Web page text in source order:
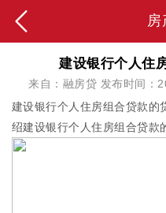
房
建设银行个人住
来自：融房贷 发布时间
建设银行个人住房组合贷款的
绍建设银行个人住房组合贷款